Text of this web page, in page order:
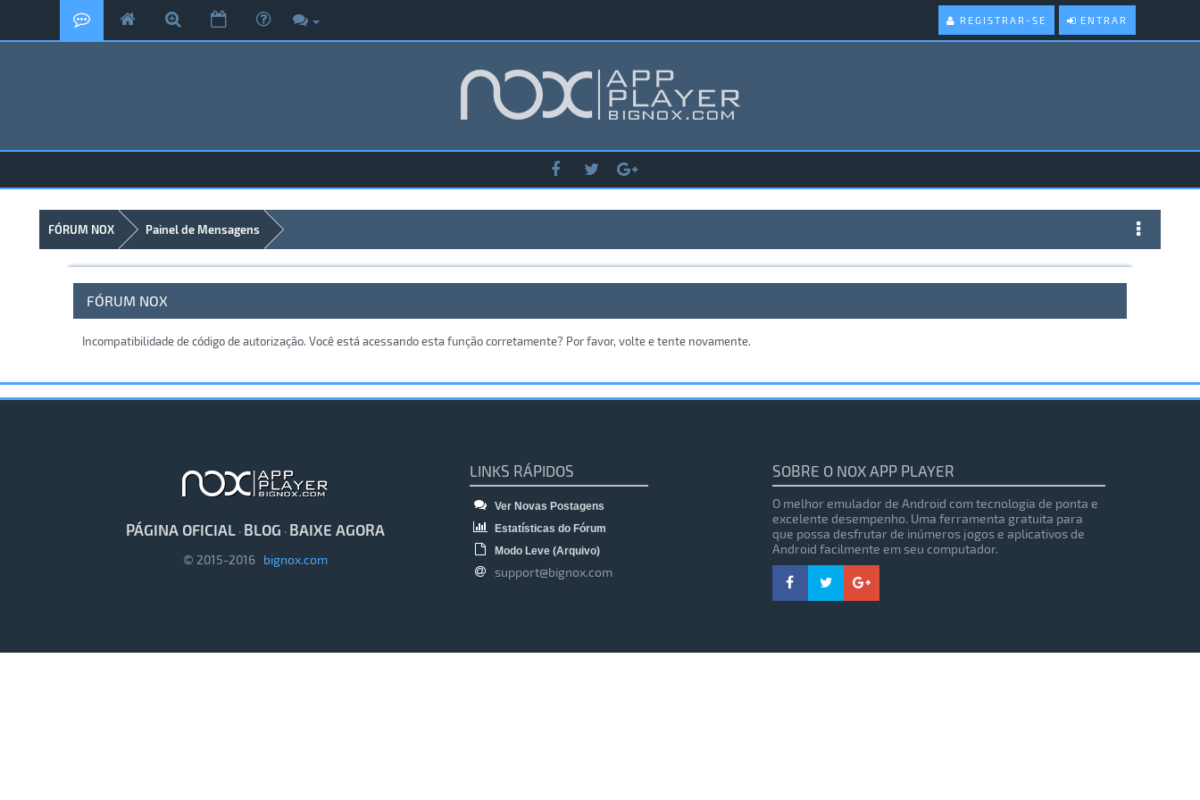
ENTRAR
REGISTRAR-SE
FÓRUM NOX Painel de Mensagens
FÓRUM NOX
Incompatibilidade de código de autorização. Você está acessando esta função corretamente? Por favor, volte e tente novamente.
PÁGINA OFICIAL · BLOG · BAIXE AGORA
© 2015-2016 bignox.com
LINKS RÁPIDOS
Ver Novas Postagens
Estatísticas do Fórum
Modo Leve (Arquivo)
support@bignox.com
SOBRE O NOX APP PLAYER
O melhor emulador de Android com tecnologia de ponta e
excelente desempenho. Uma ferramenta gratuita para
que possa desfrutar de inúmeros jogos e aplicativos de
Android facilmente em seu computador.